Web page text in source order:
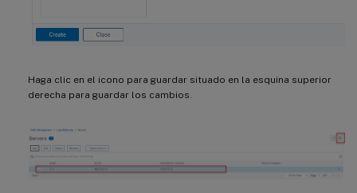
Haga clic en el icono para guardar situado en la esquina superior
derecha para guardar los cambios.